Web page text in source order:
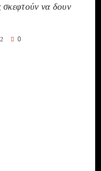
σκεφτούν να δουν
0